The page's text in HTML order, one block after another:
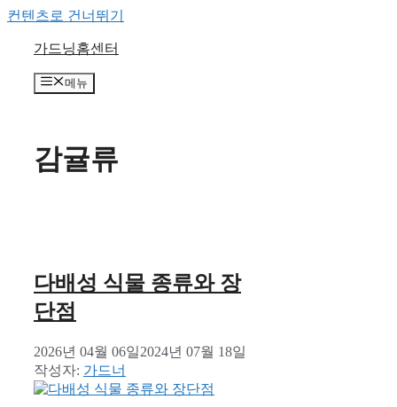
컨텐츠로 건너뛰기
가드닝홈센터
메뉴
감귤류
다배성 식물 종류와 장
단점
2026년 04월 06일2024년 07월 18일
작성자: 가드너